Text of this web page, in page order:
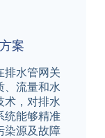
案
排水管网关
、流量和水
术，对排水
统能够精准
染源及故障